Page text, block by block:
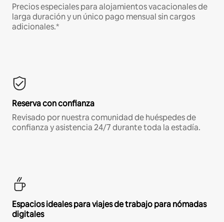
Precios especiales para alojamientos vacacionales de
larga duración y un único pago mensual sin cargos
adicionales.*
Reserva con confianza
Revisado por nuestra comunidad de huéspedes de
confianza y asistencia 24/7 durante toda la estadía.
Espacios ideales para viajes de trabajo para nómadas
digitales